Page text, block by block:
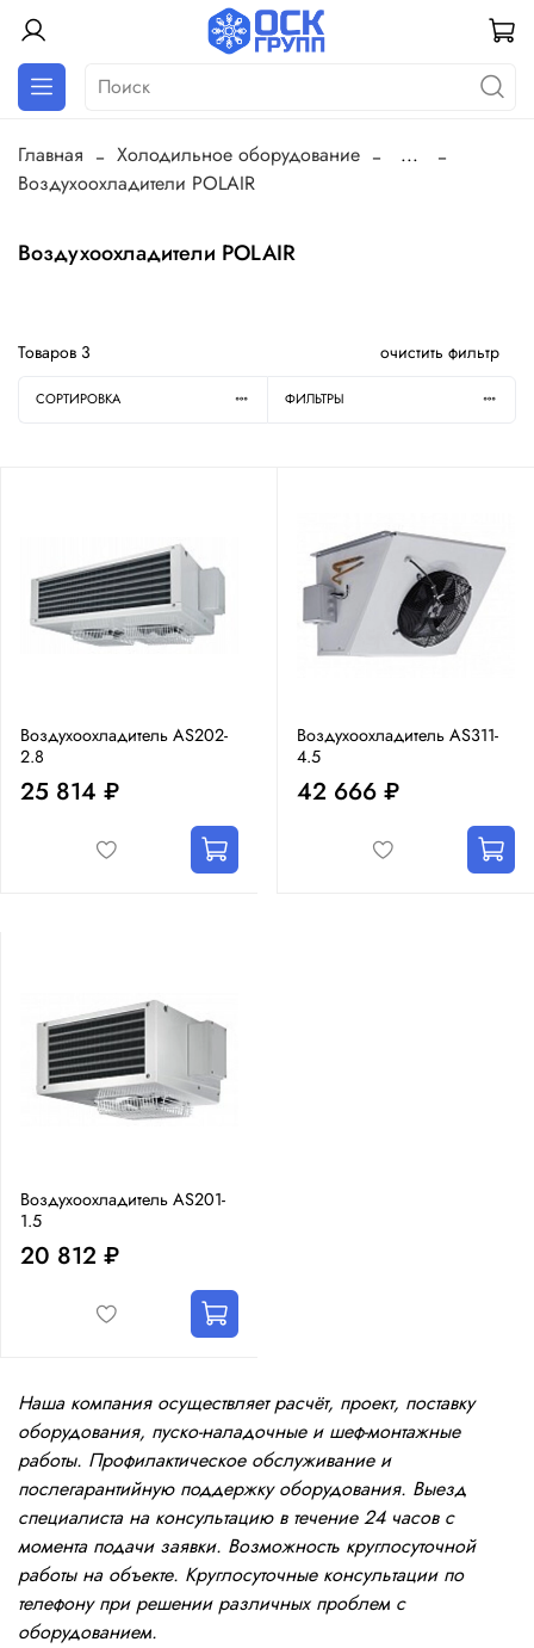
Главная Холодильное оборудование
...
Воздухоохладители POLAIR
Воздухоохладители POLAIR
Товаров 3 очистить фильтр
СОРТИРОВКА ФИЛЬТРЫ
Воздухоохладитель AS202-
2.8
25 814 ₽
Воздухоохладитель AS311-
4.5
42 666 ₽
Воздухоохладитель AS201-
1.5
20 812 ₽
Наша компания осуществляет расчёт, проект, поставку
оборудования, пуско-наладочные и шеф-монтажные
работы. Профилактическое обслуживание и
послегарантийную поддержку оборудования. Выезд
специалиста на консультацию в течение 24 часов с
момента подачи заявки. Возможность круглосуточной
работы на объекте. Круглосуточные консультации по
телефону при решении различных проблем с
оборудованием.